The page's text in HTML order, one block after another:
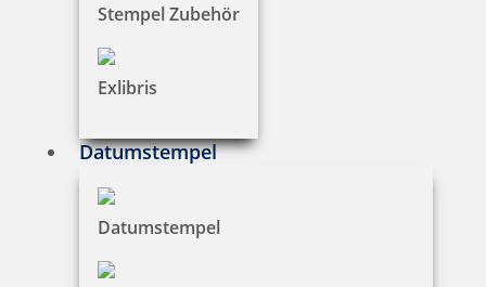
Stempel Zubehör
Exlibris
Datumstempel
Datumstempel
Styling